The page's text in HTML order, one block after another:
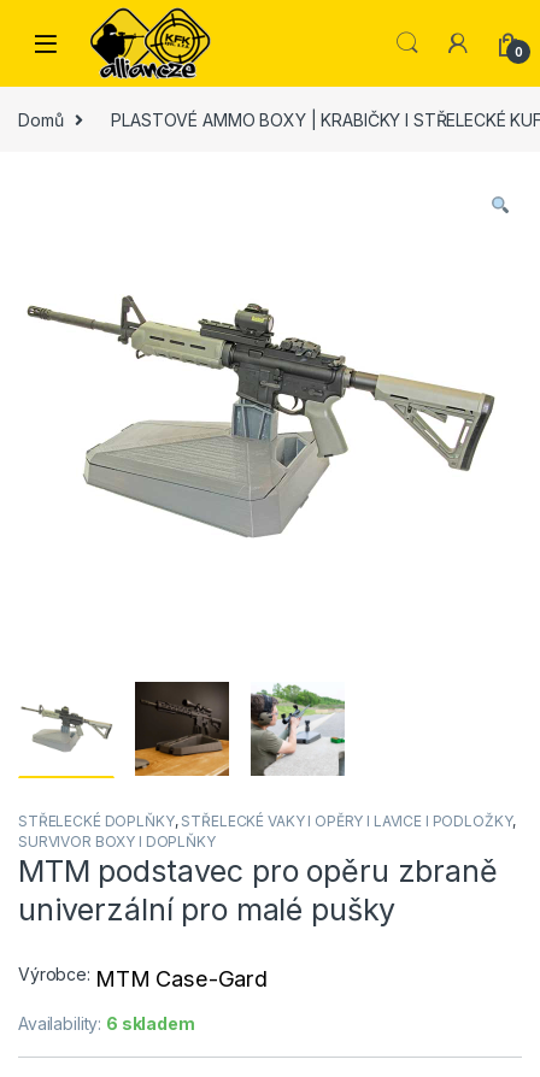
Skip to navigation
Skip to content
0
Domů PLASTOVÉ AMMO BOXY | KRABIČKY I STŘELECKÉ
STŘELECKÉ DOPLŇKY, STŘELECKÉ VAKY I OPĚRY I LAVICE I PODLOŽKY,
SURVIVOR BOXY I DOPLŇKY
MTM podstavec pro opěru zbraně
univerzální pro malé pušky
Výrobce: MTM Case-Gard
Availability: 6 skladem